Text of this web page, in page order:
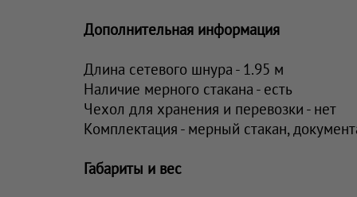
Дополнительная информация
Длина сетевого шнура - 1.95 м
Наличие мерного стакана - есть
Чехол для хранения и перевозки - нет
Комплектация - мерный стакан,
Габариты и вес